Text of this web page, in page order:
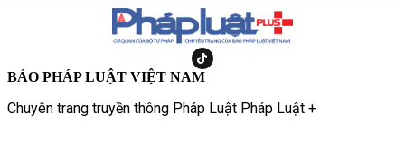
BÁO PHÁP LUẬT VIỆT NAM
Chuyên trang truyền thông Pháp Luật Pháp Luật +